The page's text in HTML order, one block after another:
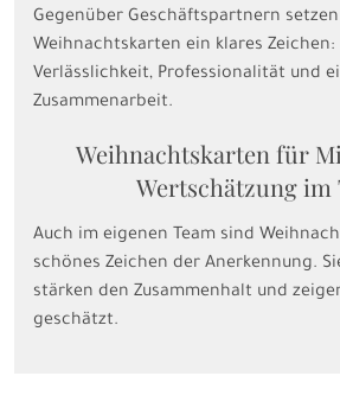
Gegenüber Geschäftspartnern
Weihnachtskarten ein klares
Verlässlichkeit, Professionalität und
Zusammenarbeit.
Weihnachtskarten für
Wertschätzung im
Auch im eigenen Team sind
schönes Zeichen der Anerkennung.
stärken den Zusammenhalt und
geschätzt.